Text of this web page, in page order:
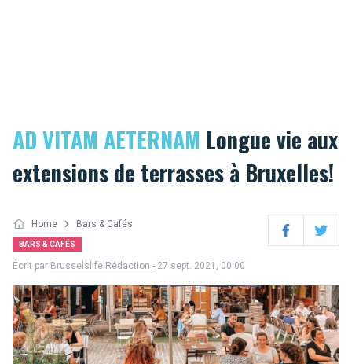
AD VITAM AETERNAM Longue vie aux
extensions de terrasses à Bruxelles!
Home Bars & Cafés
BARS & CAFÉS FacebookTwitter
Écrit par Brusselslife Rédaction - 27 sept. 2021, 00:00